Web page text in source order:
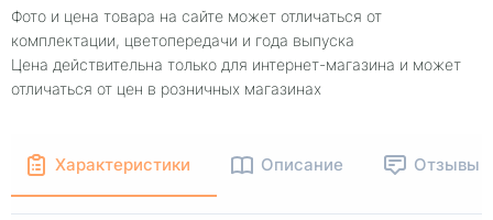
Фото и цена товара на сайте может отличаться от
комплектации, цветопередачи и года выпуска
Цена действительна только для интернет-магазина и может
отличаться от цен в розничных магазинах
Характеристики Описание Отзывы